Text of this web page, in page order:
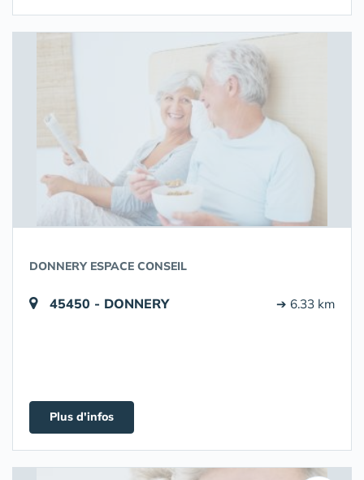
DONNERY ESPACE CONSEIL
45450 - DONNERY ➔ 6.33 km
Plus d'infos